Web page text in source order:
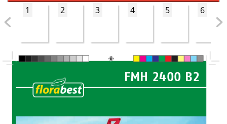
1
2 3 4 5 6
®
FMH 2400 B2